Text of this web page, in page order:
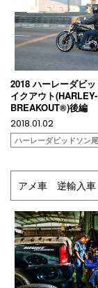
2018 ハーレーダビ
イクアウト
BREAKOUT®)後編
2018.01.02
ハーレーダビッドソン
アメ車 逆輸入